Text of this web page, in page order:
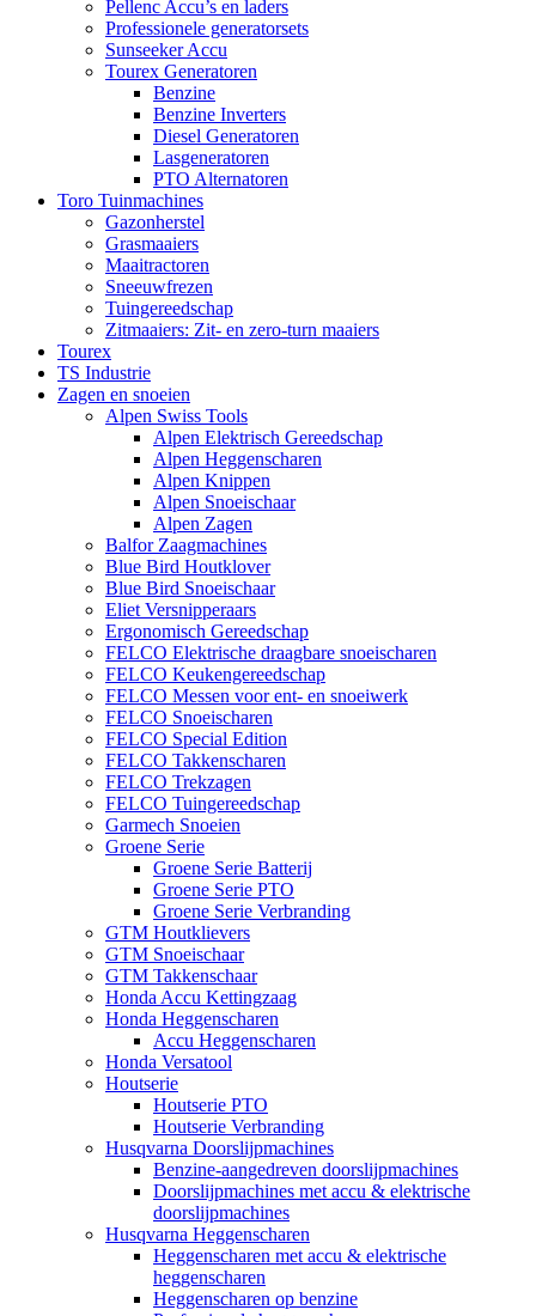
Pellenc Accu’s en laders
Professionele generatorsets
Sunseeker Accu
Tourex Generatoren
Benzine
Benzine Inverters
Diesel Generatoren
Lasgeneratoren
PTO Alternatoren
Toro Tuinmachines
Gazonherstel
Grasmaaiers
Maaitractoren
Sneeuwfrezen
Tuingereedschap
Zitmaaiers: Zit- en zero-turn maaiers
Tourex
TS Industrie
Zagen en snoeien
Alpen Swiss Tools
Alpen Elektrisch Gereedschap
Alpen Heggenscharen
Alpen Knippen
Alpen Snoeischaar
Alpen Zagen
Balfor Zaagmachines
Blue Bird Houtklover
Blue Bird Snoeischaar
Eliet Versnipperaars
Ergonomisch Gereedschap
FELCO Elektrische draagbare snoeischaren
FELCO Keukengereedschap
FELCO Messen voor ent- en snoeiwerk
FELCO Snoeischaren
FELCO Special Edition
FELCO Takkenscharen
FELCO Trekzagen
FELCO Tuingereedschap
Garmech Snoeien
Groene Serie
Groene Serie Batterij
Groene Serie PTO
Groene Serie Verbranding
GTM Houtklievers
GTM Snoeischaar
GTM Takkenschaar
Honda Accu Kettingzaag
Honda Heggenscharen
Accu Heggenscharen
Honda Versatool
Houtserie
Houtserie PTO
Houtserie Verbranding
Husqvarna Doorslijpmachines
Benzine-aangedreven doorslijpmachines
Doorslijpmachines met accu & elektrische
doorslijpmachines
Husqvarna Heggenscharen
Heggenscharen met accu & elektrische
heggenscharen
Heggenscharen op benzine